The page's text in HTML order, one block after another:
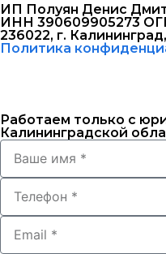
ИП Полуян Денис
ИНН 390609905273
236022, г.
Политика
Работаем только с
Калининградской